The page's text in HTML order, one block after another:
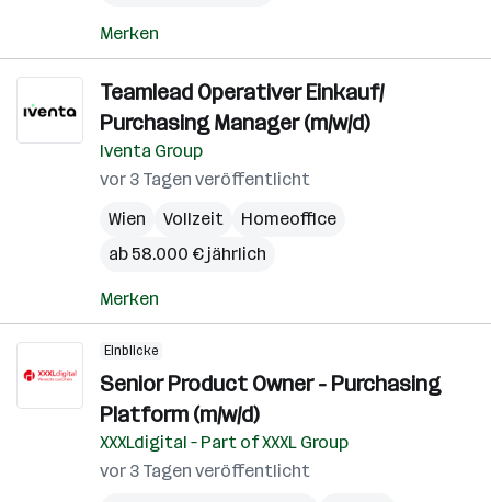
Merken
Teamlead Operativer Einkauf/
Purchasing Manager (m/w/d)
Iventa Group
vor 3 Tagen veröffentlicht
Wien
Vollzeit
Homeoffice
ab 58.000 € jährlich
Merken
Einblicke
Senior Product Owner - Purchasing
Platform (m/w/d)
XXXLdigital – Part of XXXL Group
vor 3 Tagen veröffentlicht